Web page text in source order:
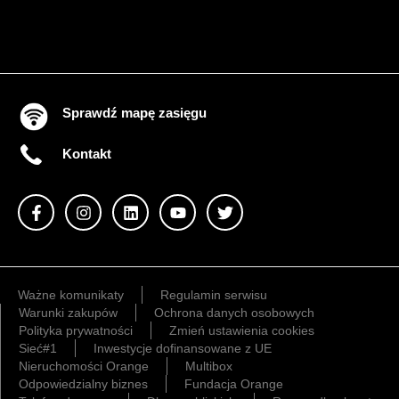
Sprawdź mapę zasięgu
Kontakt
Ważne komunikaty
Regulamin serwisu
Warunki zakupów
Ochrona danych osobowych
Polityka prywatności
Zmień ustawienia cookies
Sieć#1
Inwestycje dofinansowane z UE
Nieruchomości Orange
Multibox
Odpowiedzialny biznes
Fundacja Orange